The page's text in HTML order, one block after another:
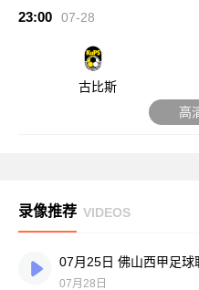
23:00 07-28
古比斯
高
录像推荐 VIDEOS
07月28日